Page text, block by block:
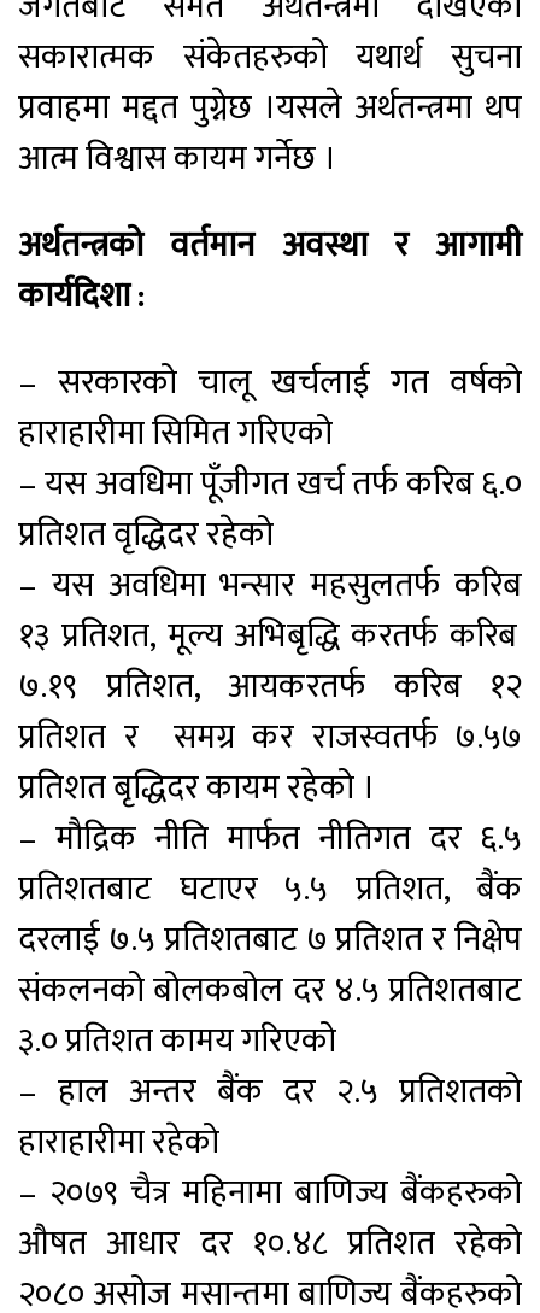
सकारात्मक संकेतहरुको यथार्थ सुचना
प्रवाहमा मद्दत पुग्नेछ ।यसले अर्थतन्त्रमा थप
आत्म विश्वास कायम गर्नेछ ।
अर्थतन्त्रको वर्तमान अवस्था र आगामी
कार्यदिशा :
– सरकारको चालू खर्चलाई गत वर्षको
हाराहारीमा सिमित गरिएको
– यस अवधिमा पूँजीगत खर्च तर्फ करिब ६.०
प्रतिशत वृद्धिदर रहेको
– यस अवधिमा भन्सार महसुलतर्फ करिब
१३ प्रतिशत, मूल्य अभिबृद्धिकरतर्फ करिब
७.१९ प्रतिशत, आयकरतर्फ करिब १२
प्रतिशत र समग्र कर राजस्वतर्फ ७.५७
प्रतिशत बृद्धिदर कायम रहेको ।
– मौद्रिक नीति मार्फत नीतिगत दर ६.५
प्रतिशतबाट घटाएर ५.५ प्रतिशत, बैंक
दरलाई ७.५ प्रतिशतबाट ७ प्रतिशत र निक्षेप
संकलनको बोलकबोल दर ४.५ प्रतिशतबाट
३.० प्रतिशत कामय गरिएको
– हाल अन्तर बैंक दर २.५ प्रतिशतको
हाराहारीमा रहेको
– २०७९ चैत्र महिनामा बाणिज्य बैंकहरुको
औषत आधार दर १०.४८ प्रतिशत रहेको
२०८० असोज मसान्तमा बाणिज्य बैंकहरुको